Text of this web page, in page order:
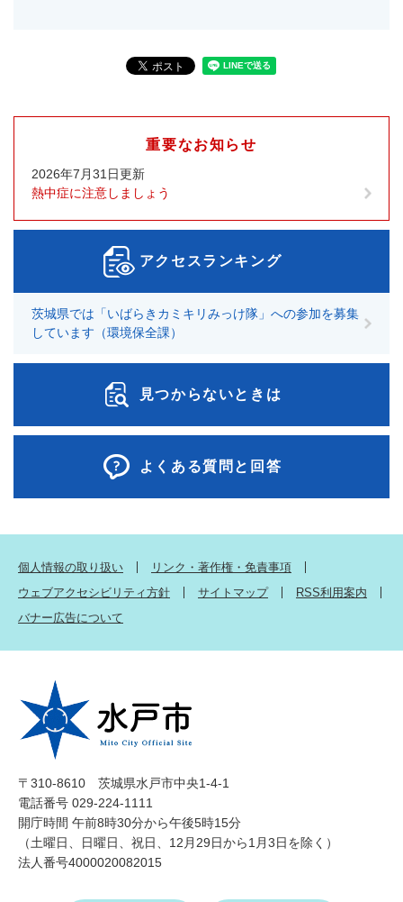
重要なお知らせ
2026年7月31日更新
熱中症に注意しましょう
アクセスランキング
茨城県では「いばらきカミキリみっけ隊」への参加を募集
しています（環境保全課）
見つからないときは
よくある質問と回答
個人情報の取り扱い
リンク・著作権・免責事項
ウェブアクセシビリティ方針
サイトマップ
RSS利用案内
バナー広告について
〒310-8610 茨城県水戸市中央1-4-1
電話番号 029-224-1111
開庁時間 午前8時30分から午後5時15分
（土曜日、日曜日、祝日、12月29日から1月3日を除く）
法人番号4000020082015